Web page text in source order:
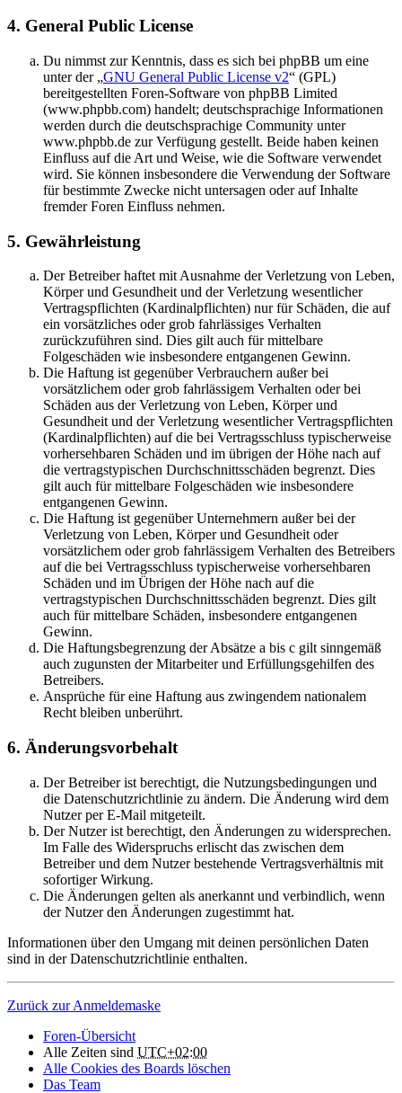
4. General Public License
Du nimmst zur Kenntnis, dass es sich bei phpBB um eine
unter der „GNU General Public License v2“ (GPL)
bereitgestellten Foren-Software von phpBB Limited
(www.phpbb.com) handelt; deutschsprachige Informationen
werden durch die deutschsprachige Community unter
www.phpbb.de zur Verfügung gestellt. Beide haben keinen
Einfluss auf die Art und Weise, wie die Software verwendet
wird. Sie können insbesondere die Verwendung der Software
für bestimmte Zwecke nicht untersagen oder auf Inhalte
fremder Foren Einfluss nehmen.
5. Gewährleistung
Der Betreiber haftet mit Ausnahme der Verletzung von Leben,
Körper und Gesundheit und der Verletzung wesentlicher
Vertragspflichten (Kardinalpflichten) nur für Schäden, die auf
ein vorsätzliches oder grob fahrlässiges Verhalten
zurückzuführen sind. Dies gilt auch für mittelbare
Folgeschäden wie insbesondere entgangenen Gewinn.
Die Haftung ist gegenüber Verbrauchern außer bei
vorsätzlichem oder grob fahrlässigem Verhalten oder bei
Schäden aus der Verletzung von Leben, Körper und
Gesundheit und der Verletzung wesentlicher Vertragspflichten
(Kardinalpflichten) auf die bei Vertragsschluss typischerweise
vorhersehbaren Schäden und im übrigen der Höhe nach auf
die vertragstypischen Durchschnittsschäden begrenzt. Dies
gilt auch für mittelbare Folgeschäden wie insbesondere
entgangenen Gewinn.
Die Haftung ist gegenüber Unternehmern außer bei der
Verletzung von Leben, Körper und Gesundheit oder
vorsätzlichem oder grob fahrlässigem Verhalten des Betreibers
auf die bei Vertragsschluss typischerweise vorhersehbaren
Schäden und im Übrigen der Höhe nach auf die
vertragstypischen Durchschnittsschäden begrenzt. Dies gilt
auch für mittelbare Schäden, insbesondere entgangenen
Gewinn.
Die Haftungsbegrenzung der Absätze a bis c gilt sinngemäß
auch zugunsten der Mitarbeiter und Erfüllungsgehilfen des
Betreibers.
Ansprüche für eine Haftung aus zwingendem nationalem
Recht bleiben unberührt.
6. Änderungsvorbehalt
Der Betreiber ist berechtigt, die Nutzungsbedingungen und
die Datenschutzrichtlinie zu ändern. Die Änderung wird dem
Nutzer per E-Mail mitgeteilt.
Der Nutzer ist berechtigt, den Änderungen zu widersprechen.
Im Falle des Widerspruchs erlischt das zwischen dem
Betreiber und dem Nutzer bestehende Vertragsverhältnis mit
sofortiger Wirkung.
Die Änderungen gelten als anerkannt und verbindlich, wenn
der Nutzer den Änderungen zugestimmt hat.
Informationen über den Umgang mit deinen persönlichen Daten
sind in der Datenschutzrichtlinie enthalten.
Zurück zur Anmeldemaske
Foren-Übersicht
Alle Zeiten sind UTC+02:00
Alle Cookies des Boards löschen
Das Team